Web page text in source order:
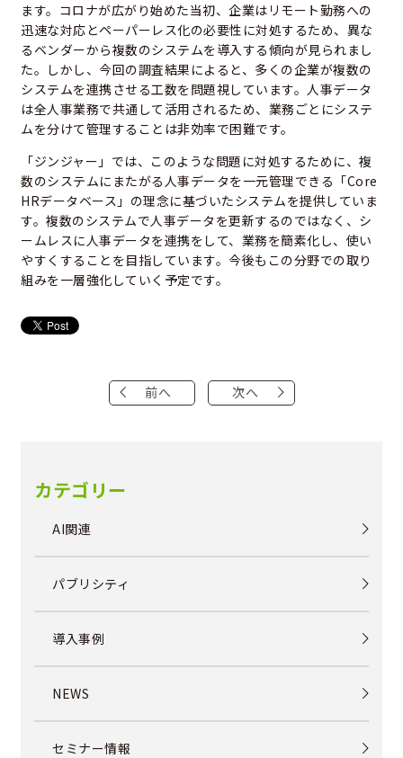
ます。コロナが広がり始めた当初、企業はリモート勤務への
迅速な対応とペーパーレス化の必要性に対処するため、異な
るベンダーから複数のシステムを導入する傾向が見られまし
た。 しかし、今回の調査結果によると、多くの企業が複数の
システムを連携させる工数を問題視しています。人事データ
は全人事業務で共通して活用されるため、業務ごとにシステ
ムを分けて管理することは非効率で困難です。
「ジンジャー」では、このような問題に対処するために、複
数のシステムにまたがる人事データを一元管理できる「Core
HRデータベース」の理念に基づいたシステムを提供していま
す。複数のシステムで人事データを更新するのではなく、シ
ームレスに人事データを連携をして、業務を簡素化し、使い
やすくすることを目指しています。今後もこの分野での取り
組みを一層強化していく予定です。
前へ 次へ
カテゴリー
AI関連
パブリシティ
導入事例
NEWS
セミナー情報